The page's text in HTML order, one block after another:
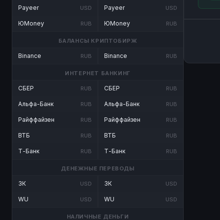
Payeer USD
ЮMoney RUB
Payeer USD
ЮMoney RUB
БАЛАНСЫ КРИПТОБИРЖ
Binance RUB Binance RUB
ИНТЕРНЕТ БАНКИНГ
СБЕР RUB
Альфа-Банк RUB
Райффайзен RUB
ВТБ RUB
Т-Банк RUB
СБЕР RUB
Альфа-Банк RUB
Райффайзен RUB
ВТБ RUB
Т-Банк RUB
ДЕНЕЖНЫЕ ПЕРЕВОДЫ
ЗК USD
WU USD
ЗК USD
WU USD
НАЛИЧНЫЕ ДЕНЬГИ